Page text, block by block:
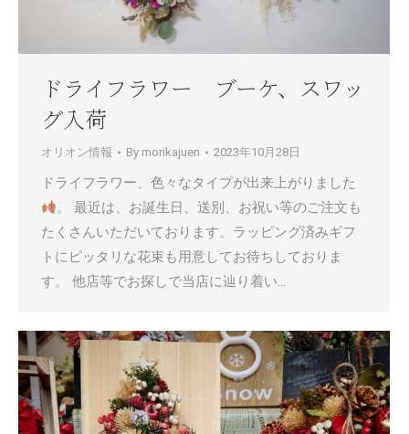
ドライフラワー ブーケ、スワッ
グ入荷
オリオン情報 By morikajuen 2023年10月28日
ドライフラワー、色々なタイプが出来上がりました
。 最近は、お誕生日、送別、お祝い等のご注文も
たくさんいただいております。ラッピング済みギフ
トにピッタリな花束も用意してお待ちしておりま
す。 他店等でお探しで当店に辿り着い…